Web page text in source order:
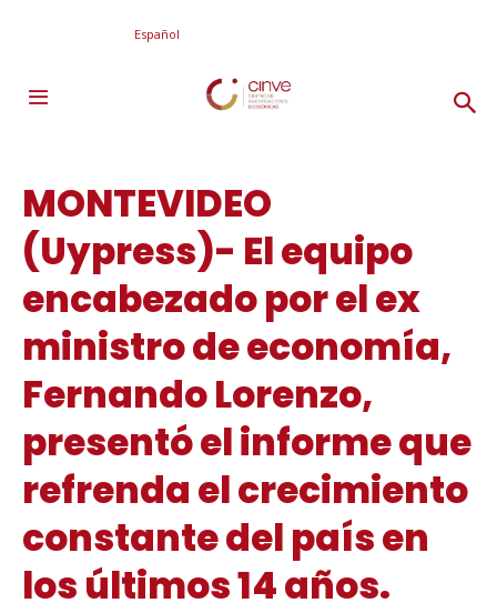
Español
MONTEVIDEO
(Uypress)- El equipo
encabezado por el ex
ministro de economía,
Fernando Lorenzo,
presentó el informe que
refrenda el crecimiento
constante del país en
los últimos 14 años.